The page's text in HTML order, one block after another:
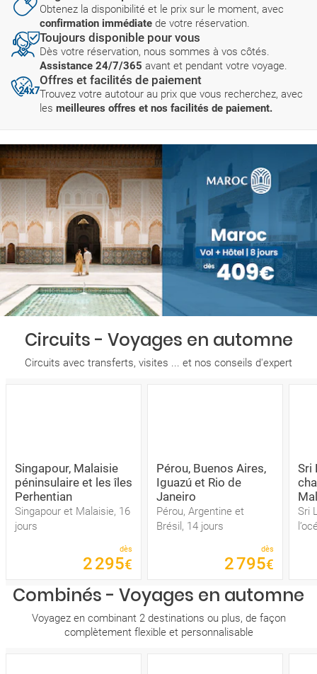
Obtenez la disponibilité et le prix sur le moment, avec
confirmation immédiate de votre réservation.
Toujours disponible pour vous
Dès votre réservation, nous sommes à vos côtés.
Assistance 24/7/365 avant et pendant votre voyage.
Offres et facilités de paiement
Trouvez votre autotour au prix que vous recherchez, avec
les meilleures offres et nos facilités de paiement.
Circuits - Voyages en automne
Circuits avec transferts, visites ... et nos conseils d'expert
Singapour, Malaisie
péninsulaire et les îles
Perhentian
Singapour et Malaisie, 16
jours
dès
2295€
Pérou, Buenos Aires,
Iguazú et Rio de
Janeiro
Pérou, Argentine et
Brésil, 14 jours
dès
2795€
Sri
Sri
Combinés - Voyages en automne
Voyagez en combinant 2 destinations ou plus, de façon
complètement flexible et personnalisable